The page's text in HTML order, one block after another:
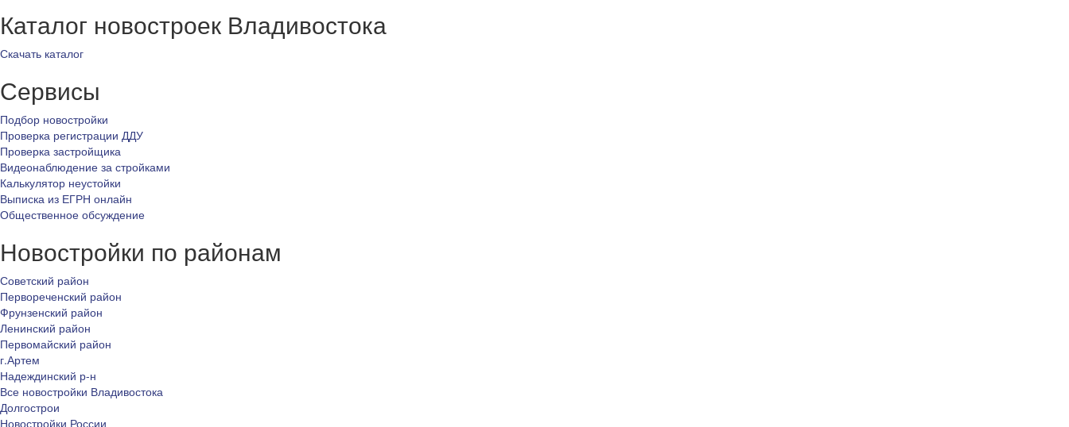
Каталог новостроек Владивостока
Скачать каталог
Сервисы
Подбор новостройки
Проверка регистрации ДДУ
Проверка застройщика
Видеонаблюдение за стройками
Калькулятор неустойки
Выписка из ЕГРН онлайн
Общественное обсуждение
Новостройки по районам
Советский район
Первореченский район
Фрунзенский район
Ленинский район
Первомайский район
г.Артем
Надеждинский р-н
Все новостройки Владивостока
Долгострои
Новостройки России